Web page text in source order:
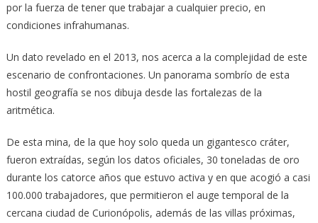
por la fuerza de tener que trabajar a cualquier precio, en
condiciones infrahumanas.
Un dato revelado en el 2013, nos acerca a la complejidad de este
escenario de confrontaciones. Un panorama sombrío de esta
hostil geografía se nos dibuja desde las fortalezas de la
aritmética.
De esta mina, de la que hoy solo queda un gigantesco cráter,
fueron extraídas, según los datos oficiales, 30 toneladas de oro
durante los catorce años que estuvo activa y en que acogió a casi
100.000 trabajadores, que permitieron el auge temporal de la
cercana ciudad de Curionópolis, además de las villas próximas,